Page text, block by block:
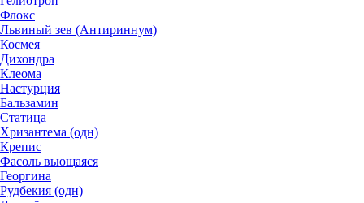
Флокс
Львиный зев (Антириннум)
Космея
Дихондра
Клеома
Настурция
Бальзамин
Статица
Хризантема (одн)
Крепис
Фасоль вьющаяся
Георгина
Рудбекия (одн)